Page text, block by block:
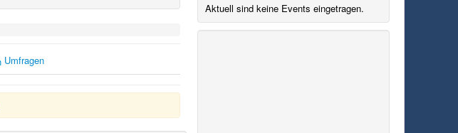
Umfragen
Aktuell sind keine Events eingetragen.